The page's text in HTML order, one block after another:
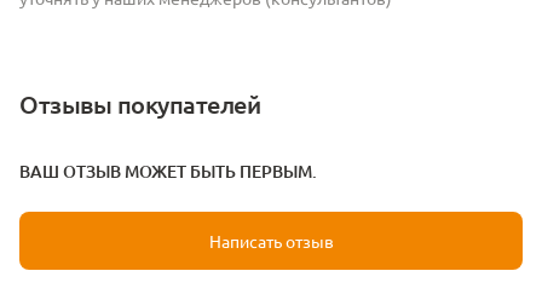
Отзывы покупателей
ВАШ ОТЗЫВ МОЖЕТ БЫТЬ ПЕРВЫМ.
Написать отзыв